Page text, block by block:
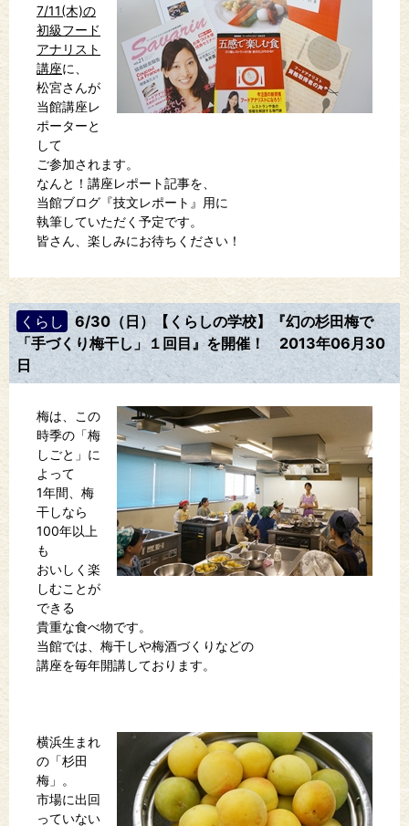
7/11(木)の
初級フード
アナリスト
講座に、
松宮さんが
当館講座レ
ポーターと
して
ご参加されます。
なんと！講座レポート記事を、
当館ブログ『技文レポート』用に
執筆していただく予定です。
皆さん、楽しみにお待ちください！
くらし
6/30（日）【くらしの学校】『幻の杉田梅で
「手づくり梅干し」１回目』を開催！
2013年06月30
日
梅は、この
時季の「梅
しごと」に
よって
1年間、梅
干しなら
100年以上
も
おいしく楽
しむことが
できる
貴重な食べ物です。
当館では、梅干しや梅酒づくりなどの
講座を毎年開講しております。
横浜生まれ
の「杉田
梅」。
市場に出回
っていない